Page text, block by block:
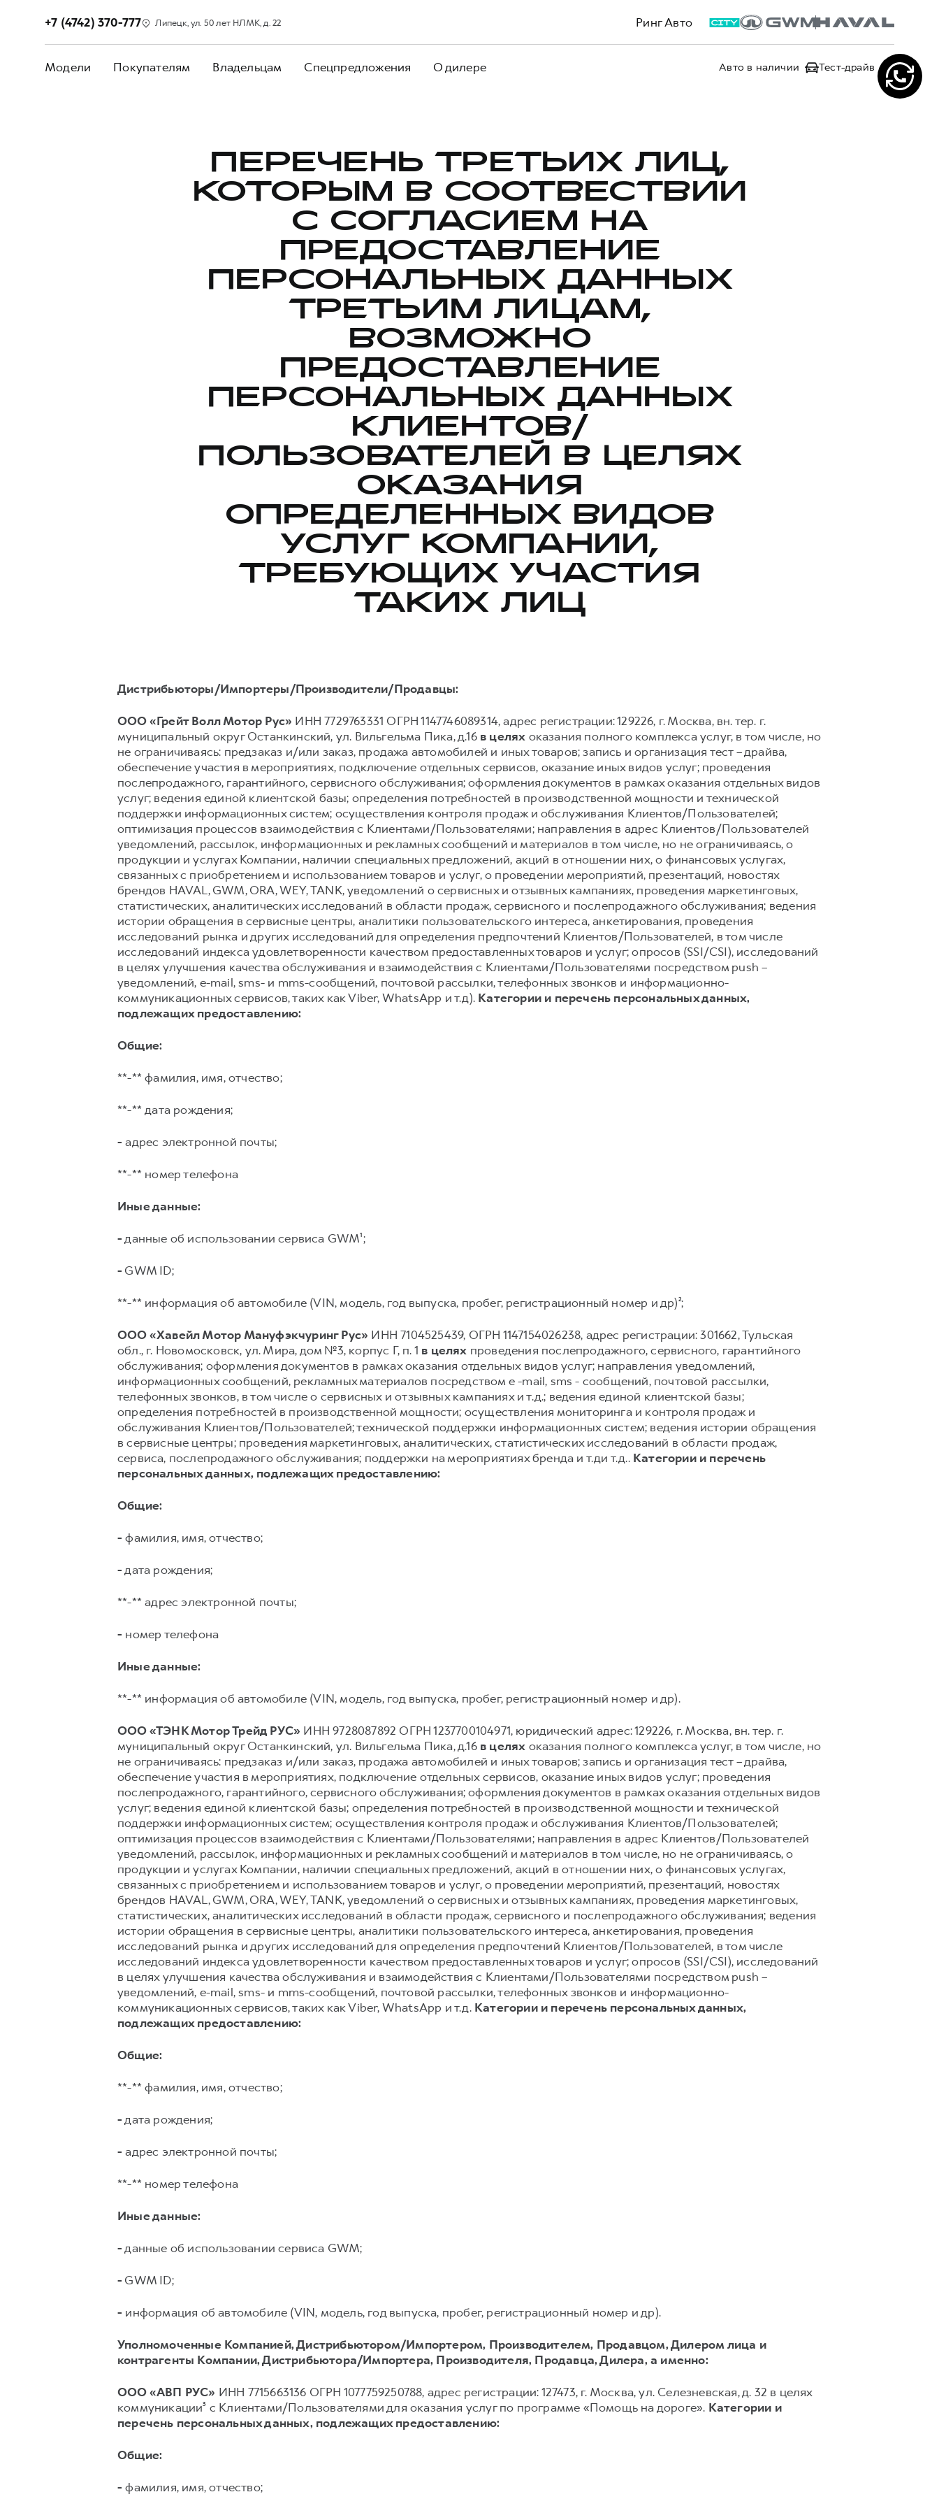
Ринг Авто
+7 (4742) 370-777 Липецк, ул. 50 лет НЛМК, д. 22
Модели Покупателям Владельцам Спецпредложения О дилере Авто в наличии Тест-драйв
ПЕРЕЧЕНЬ ТРЕТЬИХ ЛИЦ,
КОТОРЫМ В СООТВЕСТВИИ
С СОГЛАСИЕМ НА
ПРЕДОСТАВЛЕНИЕ
ПЕРСОНАЛЬНЫХ ДАННЫХ
ТРЕТЬИМ ЛИЦАМ,
ВОЗМОЖНО
ПРЕДОСТАВЛЕНИЕ
ПЕРСОНАЛЬНЫХ ДАННЫХ
КЛИЕНТОВ/
ПОЛЬЗОВАТЕЛЕЙ В ЦЕЛЯХ
ОКАЗАНИЯ
ОПРЕДЕЛЕННЫХ ВИДОВ
УСЛУГ КОМПАНИИ,
ТРЕБУЮЩИХ УЧАСТИЯ
ТАКИХ ЛИЦ
Дистрибьюторы/Импортеры/Производители/Продавцы:
ООО «Грейт Волл Мотор Рус» ИНН 7729763331 ОГРН 1147746089314, адрес регистрации: 129226, г. Москва, вн. тер. г.
муниципальный округ Останкинский, ул. Вильгельма Пика, д.16 в целях оказания полного комплекса услуг, в том числе, но
не ограничиваясь: предзаказ и/или заказ, продажа автомобилей и иных товаров; запись и организация тест – драйва,
обеспечение участия в мероприятиях, подключение отдельных сервисов, оказание иных видов услуг; проведения
послепродажного, гарантийного, сервисного обслуживания; оформления документов в рамках оказания отдельных видов
услуг; ведения единой клиентской базы; определения потребностей в производственной мощности и технической
поддержки информационных систем; осуществления контроля продаж и обслуживания Клиентов/Пользователей;
оптимизация процессов взаимодействия с Клиентами/Пользователями; направления в адрес Клиентов/Пользователей
уведомлений, рассылок, информационных и рекламных сообщений и материалов в том числе, но не ограничиваясь, о
продукции и услугах Компании, наличии специальных предложений, акций в отношении них, о финансовых услугах,
связанных с приобретением и использованием товаров и услуг, о проведении мероприятий, презентаций, новостях
брендов HAVAL, GWM, ORA, WEY, TANK, уведомлений о сервисных и отзывных кампаниях, проведения маркетинговых,
статистических, аналитических исследований в области продаж, сервисного и послепродажного обслуживания; ведения
истории обращения в сервисные центры, аналитики пользовательского интереса, анкетирования, проведения
исследований рынка и других исследований для определения предпочтений Клиентов/Пользователей, в том числе
исследований индекса удовлетворенности качеством предоставленных товаров и услуг; опросов (SSI/CSI), исследований
в целях улучшения качества обслуживания и взаимодействия с Клиентами/Пользователями посредством push –
уведомлений, e-mail, sms- и mms-сообщений, почтовой рассылки, телефонных звонков и информационно-
коммуникационных сервисов, таких как Viber, WhatsApp и т.д). Категории и перечень персональных данных,
подлежащих предоставлению:
Общие:
**-** фамилия, имя, отчество;
**-** дата рождения;
- адрес электронной почты;
**-** номер телефона
Иные данные:
-данные об использовании сервиса GWM¹;
- GWM ID;
**-** информация об автомобиле (VIN, модель, год выпуска, пробег, регистрационный номер и др)²;
ООО «Хавейл Мотор Мануфэкчуринг Рус» ИНН 7104525439, ОГРН 1147154026238, адрес регистрации: 301662, Тульская
обл., г. Новомосковск, ул. Мира, дом №3, корпус Г, п. 1 в целях проведения послепродажного, сервисного, гарантийного
обслуживания; оформления документов в рамках оказания отдельных видов услуг; направления уведомлений,
информационных сообщений, рекламных материалов посредством e -mail, sms - сообщений, почтовой рассылки,
телефонных звонков, в том числе о сервисных и отзывных кампаниях и т.д.; ведения единой клиентской базы;
определения потребностей в производственной мощности; осуществления мониторинга и контроля продаж и
обслуживания Клиентов/Пользователей; технической поддержки информационных систем; ведения истории обращения
в сервисные центры; проведения маркетинговых, аналитических, статистических исследований в области продаж,
сервиса, послепродажного обслуживания; поддержки на мероприятиях бренда и т.ди т.д.. Категории и перечень
персональных данных, подлежащих предоставлению:
Общие:
- фамилия, имя, отчество;
-дата рождения;
**-** адрес электронной почты;
- номер телефона
Иные данные:
**-** информация об автомобиле (VIN, модель, год выпуска, пробег, регистрационный номер и др).
ООО «ТЭНК Мотор Трейд РУС» ИНН 9728087892 ОГРН 1237700104971, юридический адрес: 129226, г. Москва, вн. тер. г.
муниципальный округ Останкинский, ул. Вильгельма Пика, д.16 в целях оказания полного комплекса услуг, в том числе, но
не ограничиваясь: предзаказ и/или заказ, продажа автомобилей и иных товаров; запись и организация тест – драйва,
обеспечение участия в мероприятиях, подключение отдельных сервисов, оказание иных видов услуг; проведения
послепродажного, гарантийного, сервисного обслуживания; оформления документов в рамках оказания отдельных видов
услуг; ведения единой клиентской базы; определения потребностей в производственной мощности и технической
поддержки информационных систем; осуществления контроля продаж и обслуживания Клиентов/Пользователей;
оптимизация процессов взаимодействия с Клиентами/Пользователями; направления в адрес Клиентов/Пользователей
уведомлений, рассылок, информационных и рекламных сообщений и материалов в том числе, но не ограничиваясь, о
продукции и услугах Компании, наличии специальных предложений, акций в отношении них, о финансовых услугах,
связанных с приобретением и использованием товаров и услуг, о проведении мероприятий, презентаций, новостях
брендов HAVAL, GWM, ORA, WEY, TANK, уведомлений о сервисных и отзывных кампаниях, проведения маркетинговых,
статистических, аналитических исследований в области продаж, сервисного и послепродажного обслуживания; ведения
истории обращения в сервисные центры, аналитики пользовательского интереса, анкетирования, проведения
исследований рынка и других исследований для определения предпочтений Клиентов/Пользователей, в том числе
исследований индекса удовлетворенности качеством предоставленных товаров и услуг; опросов (SSI/CSI), исследований
в целях улучшения качества обслуживания и взаимодействия с Клиентами/Пользователями посредством push –
уведомлений, e-mail, sms- и mms-сообщений, почтовой рассылки, телефонных звонков и информационно-
коммуникационных сервисов, таких как Viber, WhatsApp и т.д. Категории и перечень персональных данных,
подлежащих предоставлению:
Общие:
**-** фамилия, имя, отчество;
-дата рождения;
- адрес электронной почты;
**-** номер телефона
Иные данные:
-данные об использовании сервиса GWM;
- GWM ID;
- информация об автомобиле (VIN, модель, год выпуска, пробег, регистрационный номер и др).
Уполномоченные Компанией, Дистрибьютором/Импортером, Производителем, Продавцом, Дилером лица и
контрагенты Компании, Дистрибьютора/Импортера, Производителя, Продавца, Дилера,а именно:
ООО «АВП РУС» ИНН 7715663136 ОГРН 1077759250788, адрес регистрации: 127473, г. Москва, ул. Селезневская, д. 32 в целях
коммуникации³ с Клиентами/Пользователями для оказания услуг по программе «Помощь на дороге». Категории и
перечень персональных данных, подлежащих предоставлению:
Общие:
- фамилия, имя, отчество;